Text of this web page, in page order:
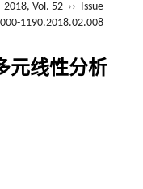
2018, Vol. 52 ›› Issue
1190.2018.02.008
元线性分析